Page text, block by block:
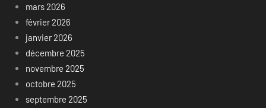
mars 2026
février 2026
janvier 2026
décembre 2025
novembre 2025
octobre 2025
septembre 2025